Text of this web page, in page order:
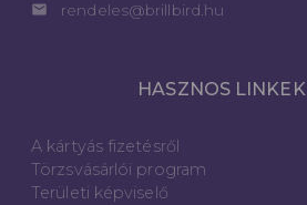
email rendeles@brillbird.hu
HASZNOS LINKEK
A kártyás fizetésről
Törzsvásárlói program
Területi képviselő